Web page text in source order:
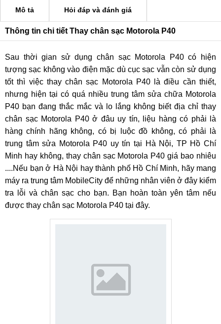
Mô tả Hỏi đáp và đánh giá
Thông tin chi tiết Thay chân sạc Motorola P40
Sau thời gian sử dụng chân sạc Motorola P40 có hiện
tượng sạc không vào điện mặc dù cục sạc vẫn còn sử dụng
tốt thì việc thay chân sạc Motorola P40 là điều cần thiết,
nhưng hiện tại có quá nhiều trung tâm sửa chữa Motorola
P40 bạn đang thắc mắc và lo lắng không biết địa chỉ thay
chân sạc Motorola P40 ở đâu uy tín, liệu hàng có phải là
hàng chính hãng không, có bị luộc đồ không, có phải là
trung tâm sửa Motorola P40 uy tín tại Hà Nội, TP Hồ Chí
Minh hay không, thay chân sạc Motorola P40 giá bao nhiêu
....Nếu bạn ở Hà Nội hay thành phố Hồ Chí Minh, hãy mang
máy ra trung tâm MobileCity để những nhân viên ở đây kiểm
tra lỗi và chân sạc cho bạn. Bạn hoàn toàn yên tâm nếu
được thay chân sạc Motorola P40 tại đây.